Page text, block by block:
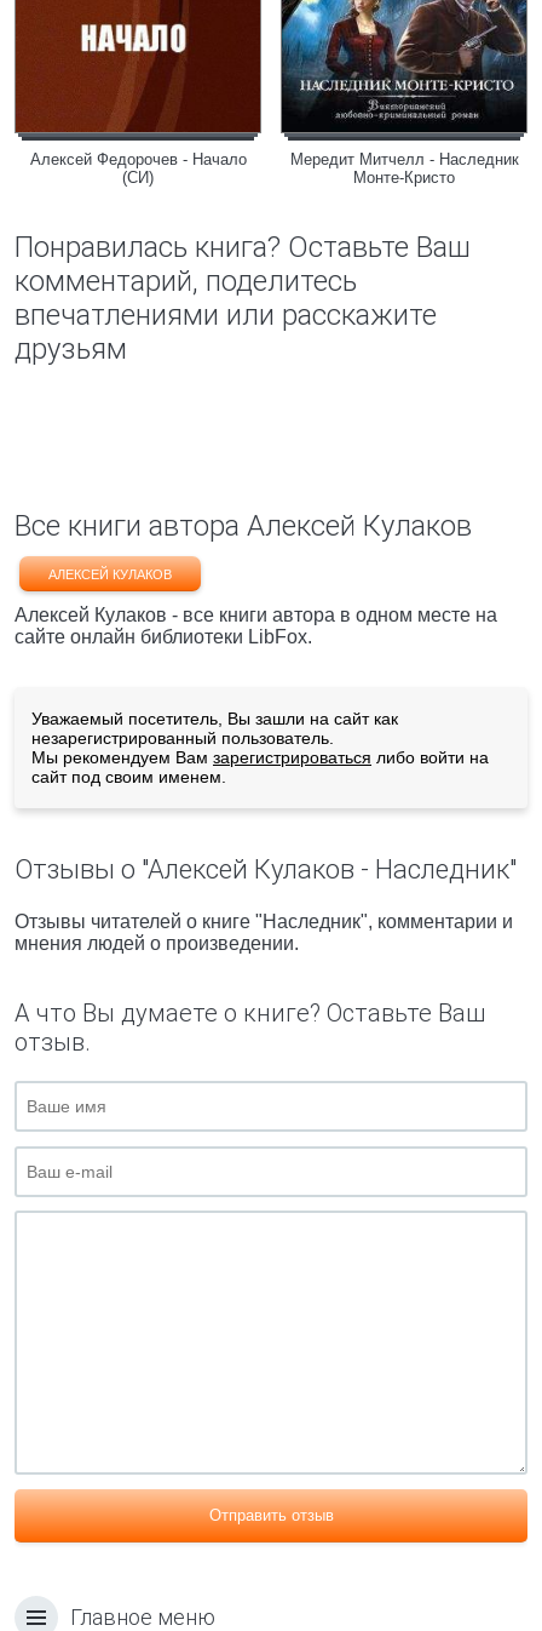
Алексей Федорочев - Начало
(СИ)
Мередит Митчелл - Наследник
Монте-Кристо
Понравилась книга? Оставьте Ваш
комментарий, поделитесь
впечатлениями или расскажите
друзьям
Все книги автора Алексей Кулаков
АЛЕКСЕЙ КУЛАКОВ
Алексей Кулаков - все книги автора в одном месте на
сайте онлайн библиотеки LibFox.
Уважаемый посетитель, Вы зашли на сайт как
незарегистрированный пользователь.
Мы рекомендуем Вам зарегистрироваться либо войти на
сайт под своим именем.
Отзывы о "Алексей Кулаков - Наследник"
Отзывы читателей о книге "Наследник", комментарии и
мнения людей о произведении.
А что Вы думаете о книге? Оставьте Ваш
отзыв.
Отправить отзыв
Главное меню